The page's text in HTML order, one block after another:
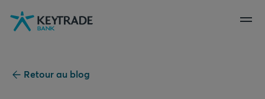
Aller
Aller
Aller
au
Retour au blog